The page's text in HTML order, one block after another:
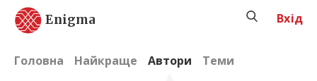
Enigma
Головна Найкраще Автори Теми
Вхід